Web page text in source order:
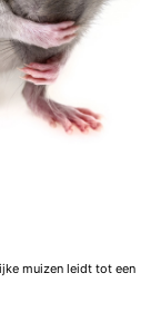
muizen leidt tot een